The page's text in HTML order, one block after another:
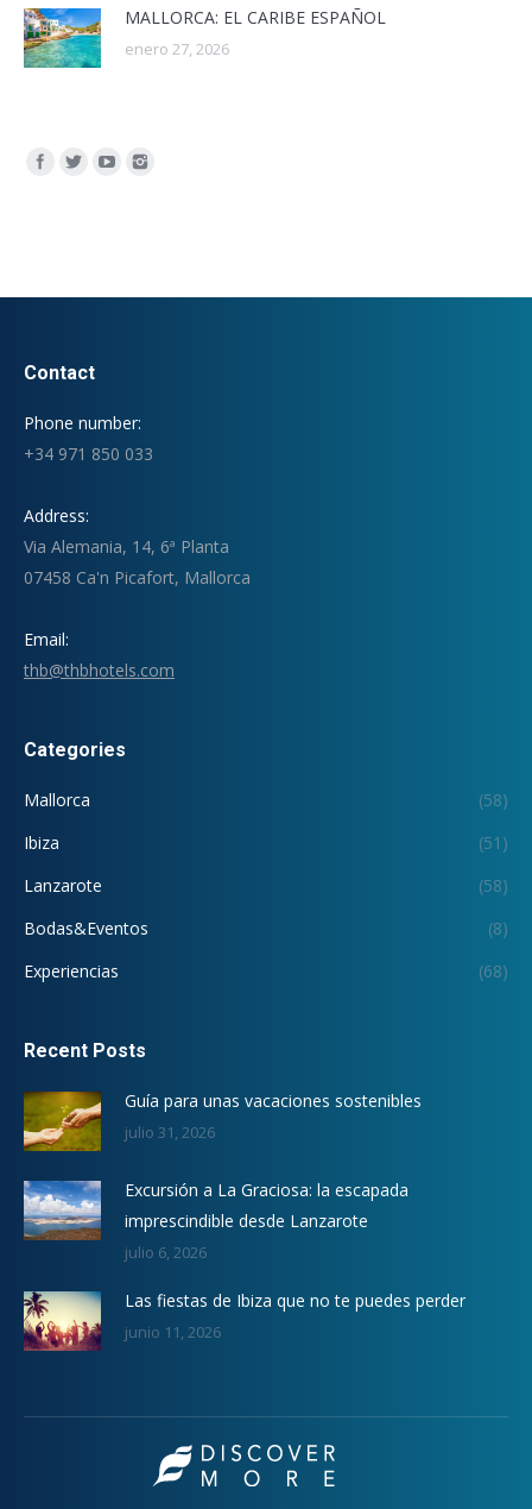
MALLORCA: EL CARIBE ESPAÑOL
enero 27, 2026
Encuéntranos en:
Contact
Phone number:
+34 971 850 033
Address:
Via Alemania, 14, 6ª Planta
07458 Ca'n Picafort, Mallorca
Email:
thb@thbhotels.com
Categories
Mallorca
(58)
Ibiza
(51)
Lanzarote
(58)
Bodas&Eventos
(8)
Experiencias
(68)
Recent Posts
Guía para unas vacaciones sostenibles
julio 31, 2026
Excursión a La Graciosa: la escapada
imprescindible desde Lanzarote
julio 6, 2026
Las fiestas de Ibiza que no te puedes perder
junio 11, 2026